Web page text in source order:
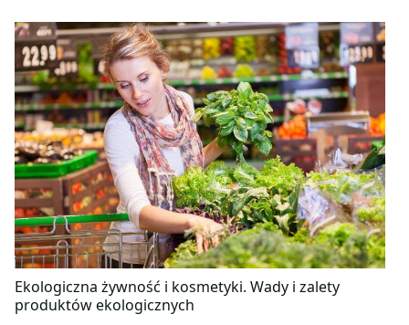
Ekologiczna żywność i kosmetyki. Wady i zalety
produktów ekologicznych